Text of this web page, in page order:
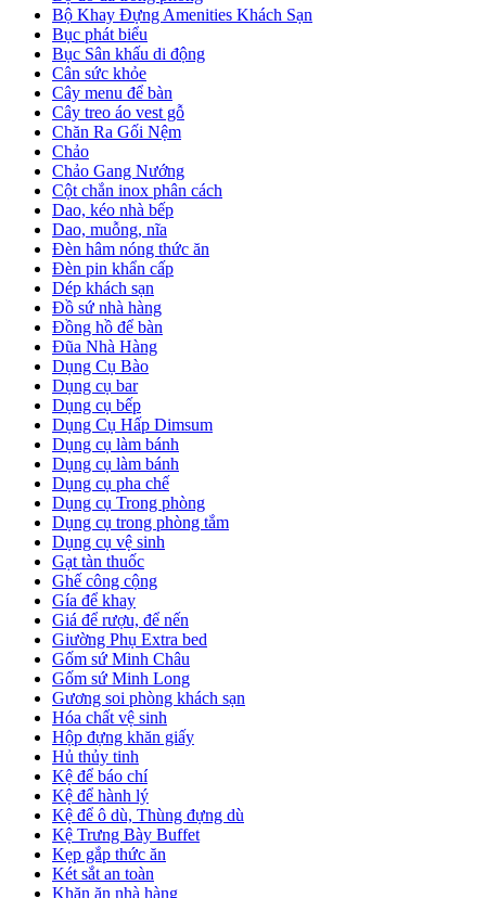
Bộ Khay Đựng Amenities Khách Sạn
Bục phát biểu
Bục Sân khấu di động
Cân sức khỏe
Cây menu để bàn
Cây treo áo vest gỗ
Chăn Ra Gối Nệm
Chảo
Chảo Gang Nướng
Cột chắn inox phân cách
Dao, kéo nhà bếp
Dao, muỗng, nĩa
Đèn hâm nóng thức ăn
Đèn pin khẩn cấp
Dép khách sạn
Đồ sứ nhà hàng
Đồng hồ để bàn
Đũa Nhà Hàng
Dụng Cụ Bào
Dụng cụ bar
Dụng cụ bếp
Dụng Cụ Hấp Dimsum
Dụng cụ làm bánh
Dụng cụ làm bánh
Dụng cụ pha chế
Dụng cụ Trong phòng
Dụng cụ trong phòng tắm
Dụng cụ vệ sinh
Gạt tàn thuốc
Ghế công cộng
Gía để khay
Giá để rượu, để nến
Giường Phụ Extra bed
Gốm sứ Minh Châu
Gốm sứ Minh Long
Gương soi phòng khách sạn
Hóa chất vệ sinh
Hộp đựng khăn giấy
Hủ thủy tinh
Kệ để báo chí
Kệ để hành lý
Kệ để ô dù, Thùng đựng dù
Kệ Trưng Bày Buffet
Kẹp gắp thức ăn
Két sắt an toàn
Khăn ăn nhà hàng